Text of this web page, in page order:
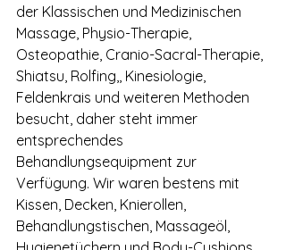
der Klassischen und Medizinischen
Massage, Physio-Therapie,
Osteopathie, Cranio-Sacral-Therapie,
Shiatsu, Rolfing,, Kinesiologie,
Feldenkrais und weiteren Methoden
besucht, daher steht immer
entsprechendes
Behandlungsequipment zur
Verfügung. Wir waren bestens mit
Kissen, Decken, Knierollen,
Behandlungstischen, Massageöl,